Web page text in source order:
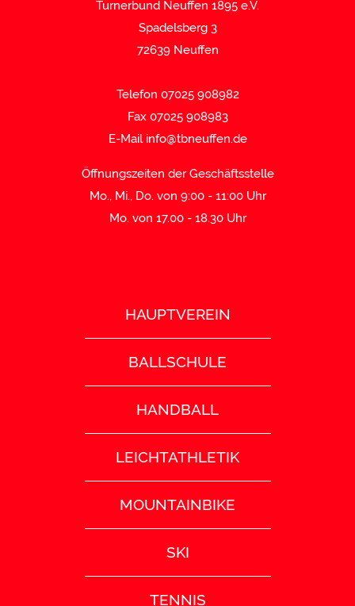
Turnerbund Neuffen 1895 e.V.
Spadelsberg 3
72639 Neuffen
Telefon 07025 908982
Fax 07025 908983
E-Mail info@tbneuffen.de
Öffnungszeiten der Geschäftsstelle
Mo., Mi., Do. von 9:00 - 11:00 Uhr
Mo. von 17.00 - 18.30 Uhr
HAUPTVEREIN
BALLSCHULE
HANDBALL
LEICHTATHLETIK
MOUNTAINBIKE
SKI
TENNIS